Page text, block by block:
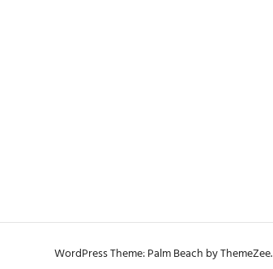
WordPress Theme: Palm Beach by ThemeZee.